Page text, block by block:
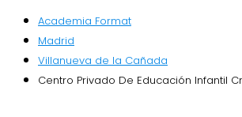
Academia Format
Madrid
Villanueva de la Cañada
Centro Privado De Educación Infantil